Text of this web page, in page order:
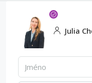
Julia